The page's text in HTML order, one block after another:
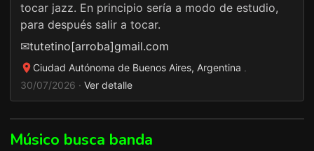
tocar jazz. En principio sería a modo de estudio,
para después salir a tocar.
✉tutetino[arroba]gmail.com
Ciudad Autónoma de Buenos Aires, Argentina ·
30/07/2026 · Ver detalle
Músico busca banda